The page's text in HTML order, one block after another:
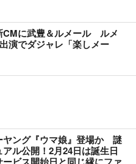
CMに武豊＆ルメール ルメ
演でダジャレ「楽しメー
ヤング『ウマ娘』登場か 謎
ル公開！2月24日は誕生日
ビス開始日と同じ縁にファ